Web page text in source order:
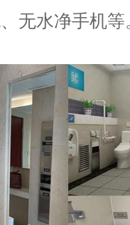
无水净手机等